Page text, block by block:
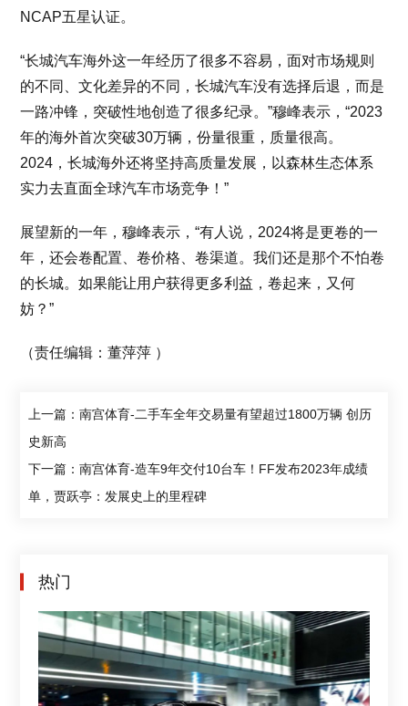
NCAP五星认证。
“长城汽车海外这一年经历了很多不容易，面对市场规则
的不同、文化差异的不同，长城汽车没有选择后退，而是
一路冲锋，突破性地创造了很多纪录。”穆峰表示，“2023
年的海外首次突破30万辆，份量很重，质量很高。
2024，长城海外还将坚持高质量发展，以森林生态体系
实力去直面全球汽车市场竞争！”
展望新的一年，穆峰表示，“有人说，2024将是更卷的一
年，还会卷配置、卷价格、卷渠道。我们还是那个不怕卷
的长城。如果能让用户获得更多利益，卷起来，又何
妨？”
（责任编辑：董萍萍 ）
上一篇：南宫体育-二手车全年交易量有望超过1800万辆 创历
史新高
下一篇：南宫体育-造车9年交付10台车！FF发布2023年成绩
单，贾跃亭：发展史上的里程碑
热门